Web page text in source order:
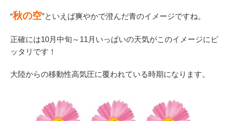
“秋の空”といえば爽やかで澄んだ青のイメージですね。
正確には10月中旬～11月いっぱいの天気がこのイメージにピ
ッタリです！
大陸からの移動性高気圧に覆われている時期になります。